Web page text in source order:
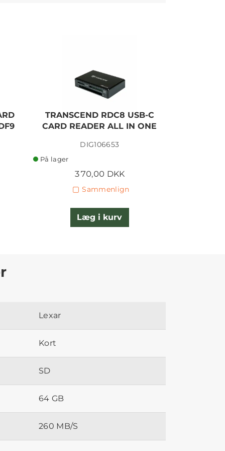
TRANSCEND RDC8 USB-C
CARD READER ALL IN ONE
DIG106653
På lager
370,00 DKK
Sammenlign
Læg i kurv
Lexar
Kort
SD
64 GB
260 MB/S